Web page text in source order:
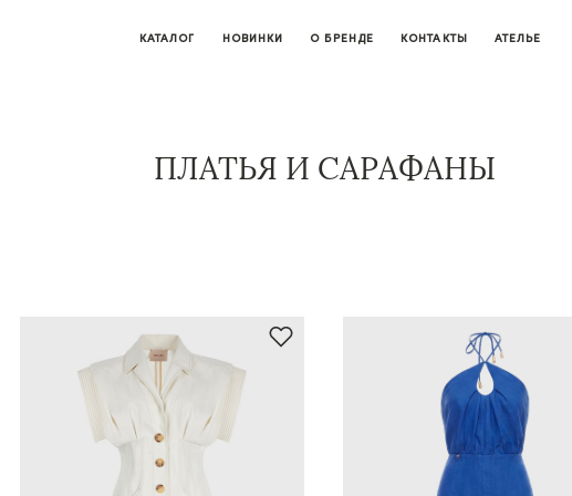
КАТАЛОГ НОВИНКИ О БРЕНДЕ КОНТАКТЫ АТЕЛЬЕ
ПЛАТЬЯ И САРАФАНЫ